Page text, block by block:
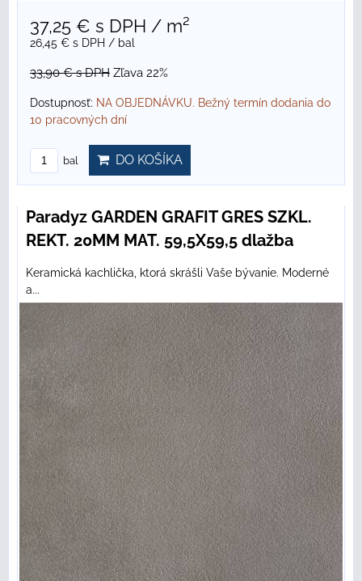
37,25 € s DPH / m²
26,45 € s DPH / bal
33,90 €s DPH Zľava 22%
Dostupnosť: NA OBJEDNÁVKU. Bežný termín dodania do
10 pracovných dní
bal DO KOŠÍKA
Paradyz GARDEN GRAFIT GRES SZKL.
REKT. 20MM MAT. 59,5X59,5 dlažba
Keramická kachlička, ktorá skrášli Vaše bývanie. Moderné
a...